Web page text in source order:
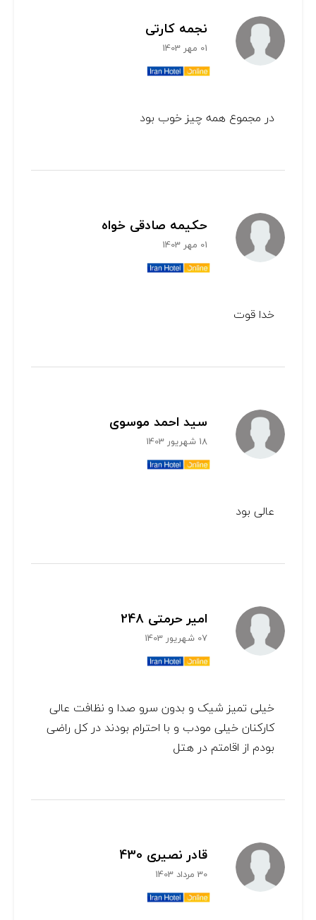
نجمه کارتی
01 مهر 1403
در مجموع همه چیز خوب بود
حکیمه صادقی خواه
01 مهر 1403
خدا قوت
سید احمد موسوی
18 شهریور 1403
عالی بود
امیر حرمتی 248
07 شهریور 1403
خیلی تمیز شیک و بدون سرو صدا و نظافت عالی
کارکنان خیلی مودب و با احترام بودند در کل راضی
بودم از اقامتم در هتل
قادر نصیری 430
30 مرداد 1403